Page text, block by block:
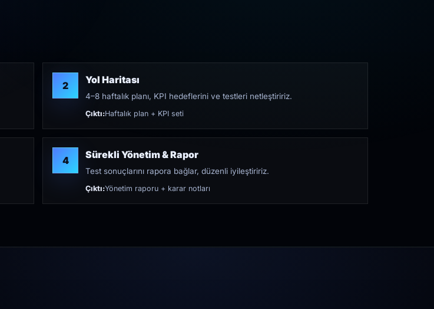
2 Yol Haritası
4–8 haftalık planı, KPI hedeflerini ve testleri netleştiririz.
Çıktı:Haftalık plan + KPI seti
4 Sürekli Yönetim & Rapor
Test sonuçlarını rapora bağlar, düzenli iyileştiririz.
Çıktı:Yönetim raporu + karar notları